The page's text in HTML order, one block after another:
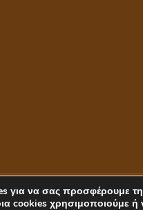
Visual Arts
για να σας προσφέρουμε
cookies χρησιμοποιούμε ή